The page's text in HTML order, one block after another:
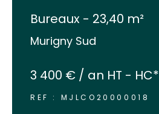
Bureaux - 23,40 m²
Murigny Sud
3 400 € / an HT - HC*
REF : MJLCO20000018